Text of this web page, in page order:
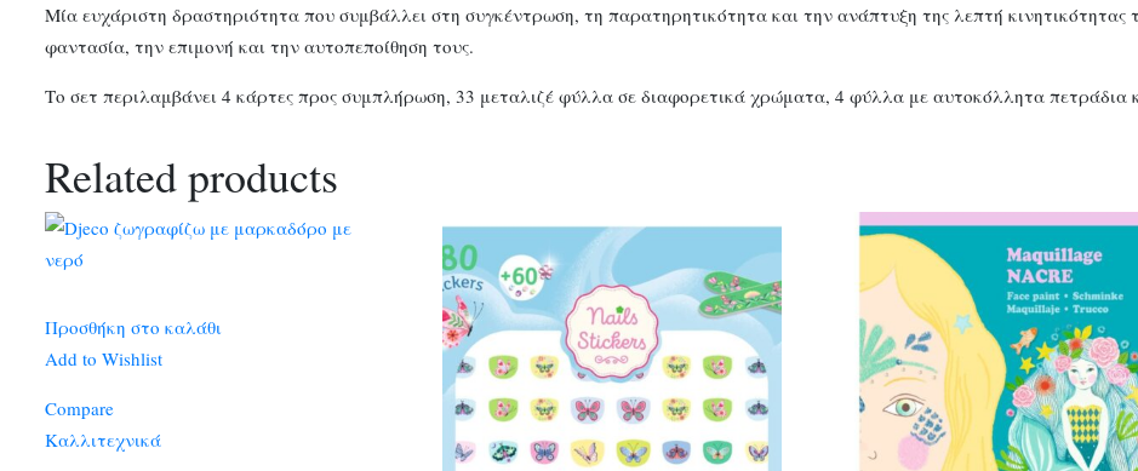
Μία ευχάριστη δραστηριότητα που συμβάλλει στη συγκέντρωση, τη παρατηρητικότητα και την ανάπτυξη της λεπτή
φαντασία, την επιμονή και την αυτοπεποίθηση τους.
Το σετ περιλαμβάνει 4 κάρτες προς συμπλήρωση, 33 μεταλιζέ φύλλα σε διαφορετικά χρώματα, 4 φύλλα με αυτοκόλλητα πετράδια
Related products
Προσθήκη στο καλάθι
Add to Wishlist
Compare
Καλλιτεχνικά